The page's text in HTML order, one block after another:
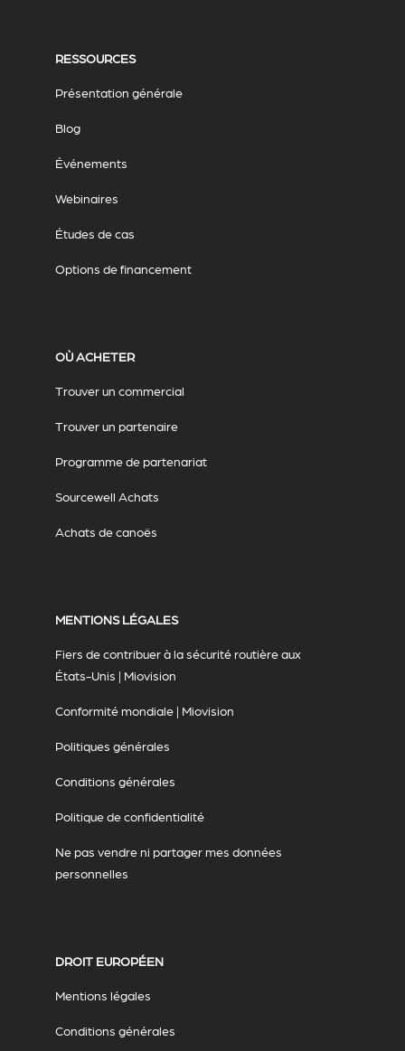
RESSOURCES
Présentation générale
Blog
Événements
Webinaires
Études de cas
Options de financement
OÙ ACHETER
Trouver un commercial
Trouver un partenaire
Programme de partenariat
Sourcewell Achats
Achats de canoës
MENTIONS LÉGALES
Fiers de contribuer à la sécurité routière aux
États-Unis | Miovision
Conformité mondiale | Miovision
Politiques générales
Conditions générales
Politique de confidentialité
Ne pas vendre ni partager mes données
personnelles
DROIT EUROPÉEN
Mentions légales
Conditions générales